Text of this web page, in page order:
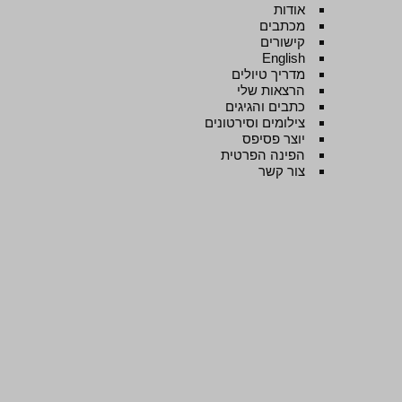
אודות
מכתבים
קישורים
English
מדריך טיולים
הרצאות שלי
כתבים והגיגים
צילומים וסירטונים
יוצר פסיפס
הפינה הפרטית
צור קשר